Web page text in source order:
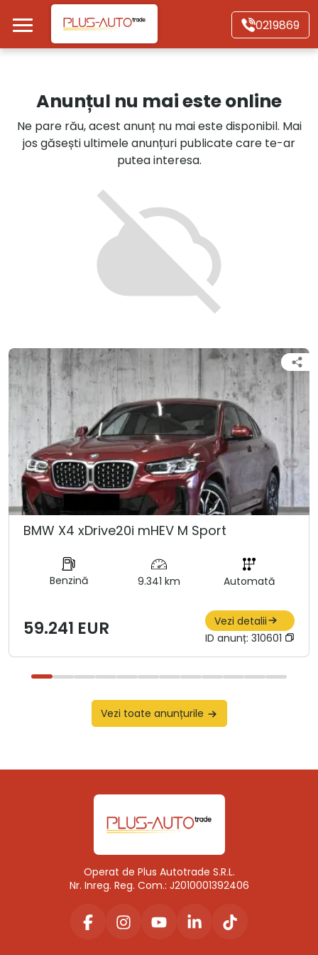
Mergi direct la conținutul principal
0219869
Autoturisme
Motociclete
Autoutilitare
Alte tipuri vehicule
Anunțul nu mai este online
Ne pare rău, acest anunț nu mai este disponibil. Mai
jos găsești ultimele anunțuri publicate care te-ar
putea interesa.
BMW X4 xDrive20i mHEV M Sport
Benzină 9.341 km Automată
59.241 EUR
Vezi detalii
ID anunț: 310601
Vezi toate anunțurile
Operat de Plus Autotrade S.R.L.
Nr. Inreg. Reg. Com.: J2010001392406